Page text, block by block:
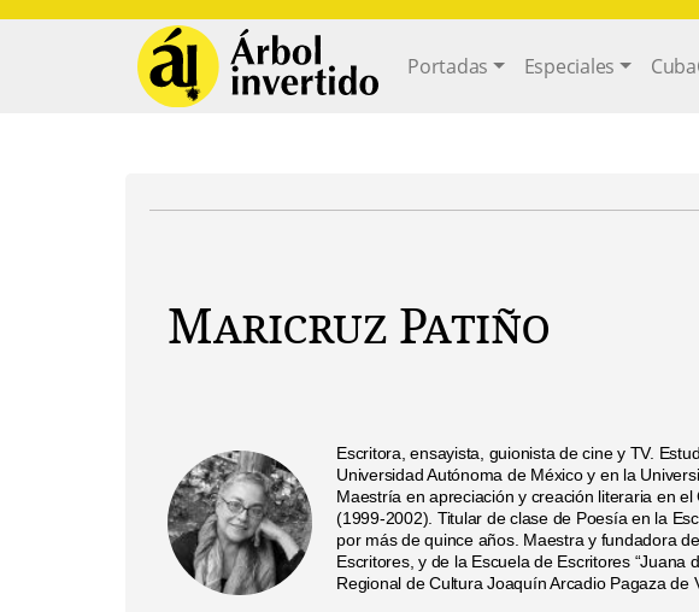
Main navigation
Portadas Especiales
Maricruz Patiño
Escritora, ensayista, guionista de cine y TV.
Universidad Autónoma de México y en la
Maestría en apreciación y creación literaria en
(1999-2002). Titular de clase de Poesía en la
por más de quince años. Maestra y fundadora
Escritores, y de la Escuela de Escritores “Juana
Regional de Cultura Joaquín Arcadio Pagaza de